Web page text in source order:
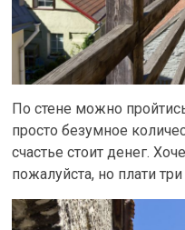
По стене можно
просто безумное
счастье стоит денег.
пожалуйста, но плати